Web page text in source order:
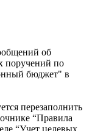
об
поручений по
бюджет" в
перезаполнить
“Правила
“Учет целевых